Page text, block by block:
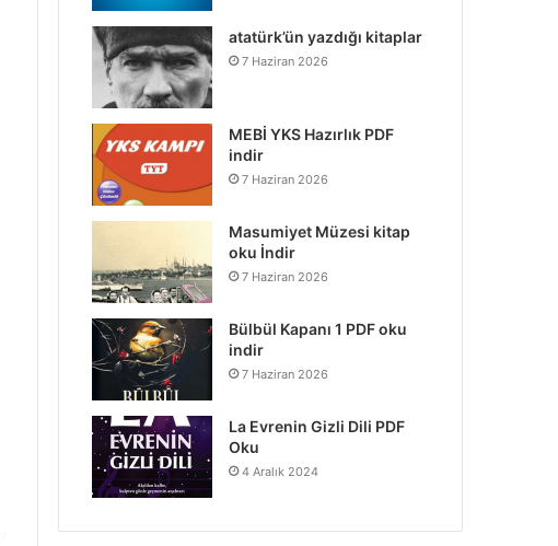
atatürk’ün yazdığı kitaplar
7 Haziran 2026
MEBİ YKS Hazırlık PDF
indir
7 Haziran 2026
Masumiyet Müzesi kitap
oku İndir
7 Haziran 2026
Bülbül Kapanı 1 PDF oku
indir
7 Haziran 2026
La Evrenin Gizli Dili PDF
Oku
4 Aralık 2024